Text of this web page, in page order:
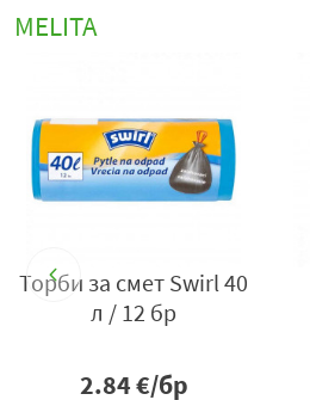
MELITA
Торби за смет Swirl 40
л / 12 бр
2.84€/бр